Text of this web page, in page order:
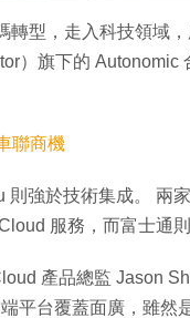
轉型，走入科技領域
）旗下的
聯商機
強於技術集成。 兩
服務，而富士通
產品總監 Jason
平台覆蓋面廣，雖然